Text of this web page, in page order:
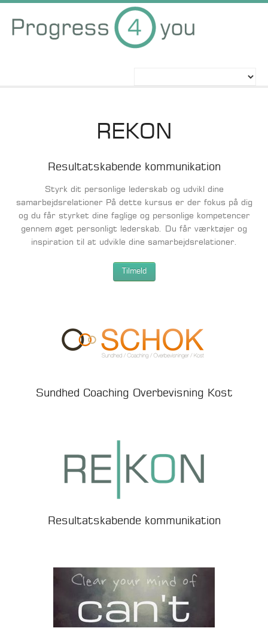
KURSER
INFORMATION
REKON
Resultatskabende kommunikation
Styrk dit personlige lederskab og udvikl dine
samarbejdsrelationer På dette kursus er der fokus på dig
og du får styrket dine faglige og personlige kompetencer
gennem øget personligt lederskab. Du får værktøjer og
inspiration til at udvikle dine samarbejdsrelationer.
Tilmeld
Sundhed Coaching Overbevisning Kost
Resultatskabende kommunikation